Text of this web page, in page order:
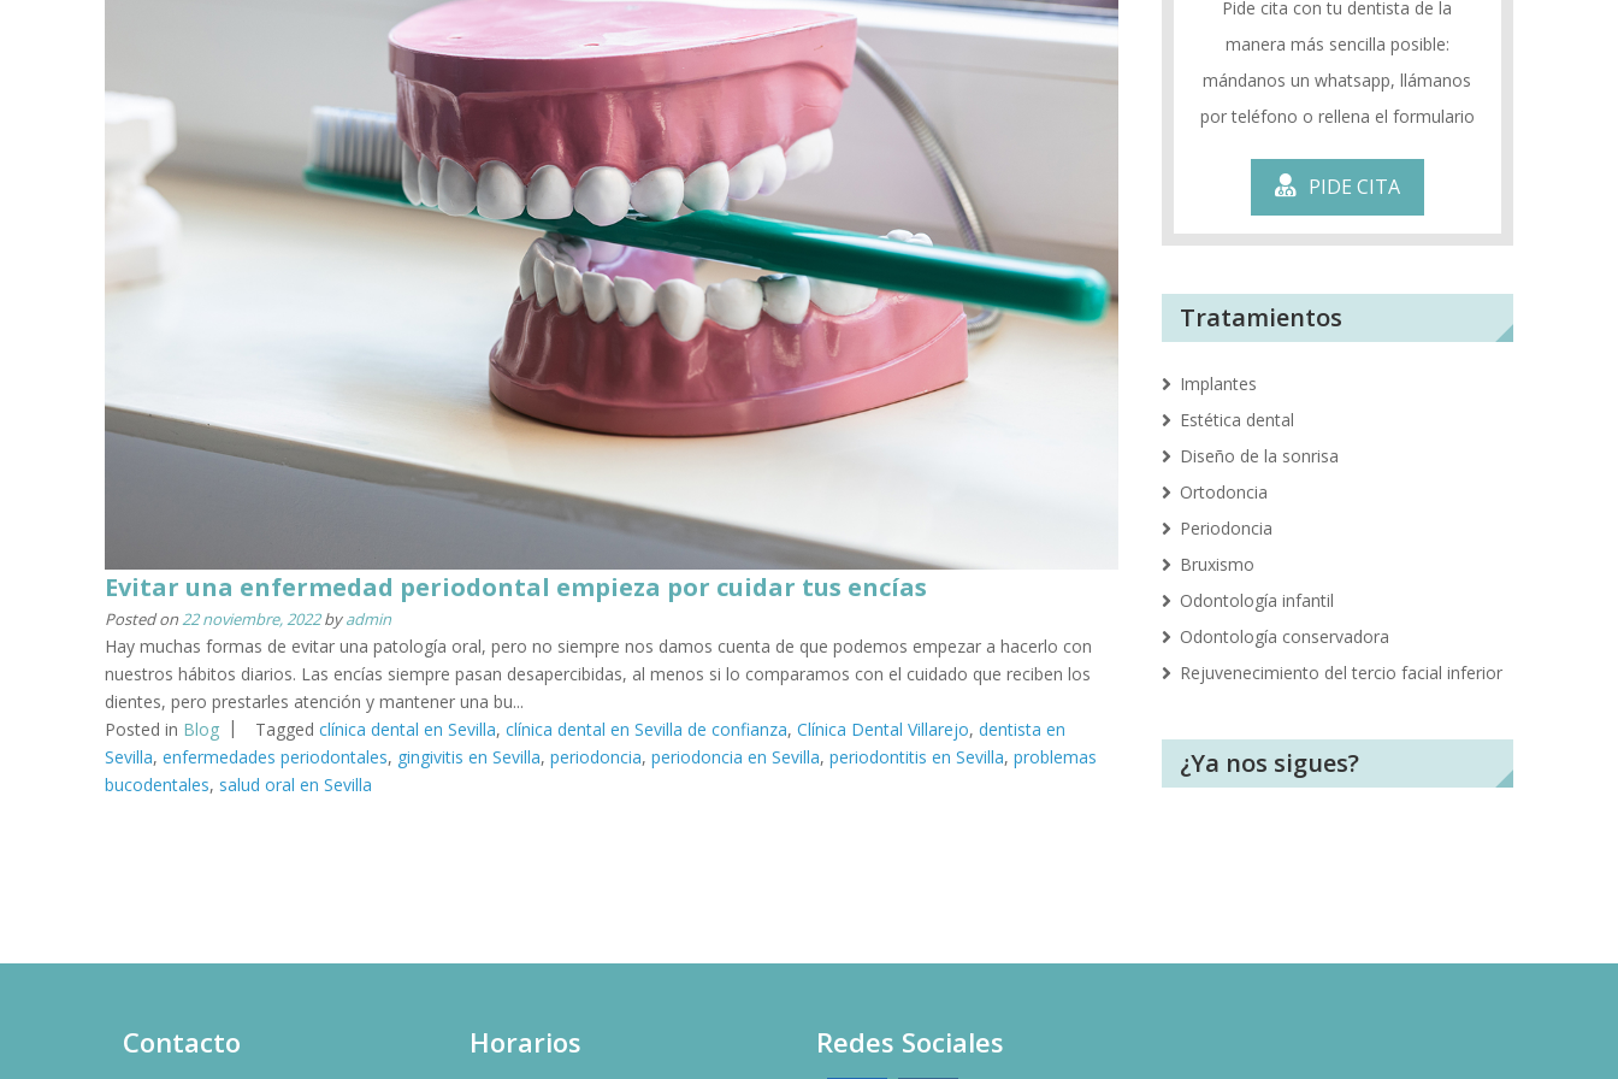
Evitar una enfermedad periodontal empieza por cuidar tus encías
Posted on22 noviembre, 2022byadmin
Hay muchas formas de evitar una patología oral, pero no siempre nos damos cuenta de que podemos empezar a hacerlo con
nuestros hábitos diarios. Las encías siempre pasan desapercibidas, al menos si lo comparamos con el cuidado que reciben los
dientes, pero prestarles atención y mantener una bu...
Posted in Blog Tagged clínica dental en Sevilla, clínica dental en Sevilla de confianza, Clínica Dental Villarejo, dentista en
Sevilla, enfermedades periodontales, gingivitis en Sevilla, periodoncia, periodoncia en Sevilla, periodontitis en Sevilla, problemas
bucodentales, salud oral en Sevilla
Pide cita con tu dentista de la
manera más sencilla posible:
mándanos un whatsapp, llámanos
por teléfono o rellena el formulario
PIDE CITA
Tratamientos
Implantes
Estética dental
Diseño de la sonrisa
Ortodoncia
Periodoncia
Bruxismo
Odontología infantil
Odontología conservadora
Rejuvenecimiento del tercio facial inferior
¿Ya nos sigues?
Contacto Horarios Redes Sociales